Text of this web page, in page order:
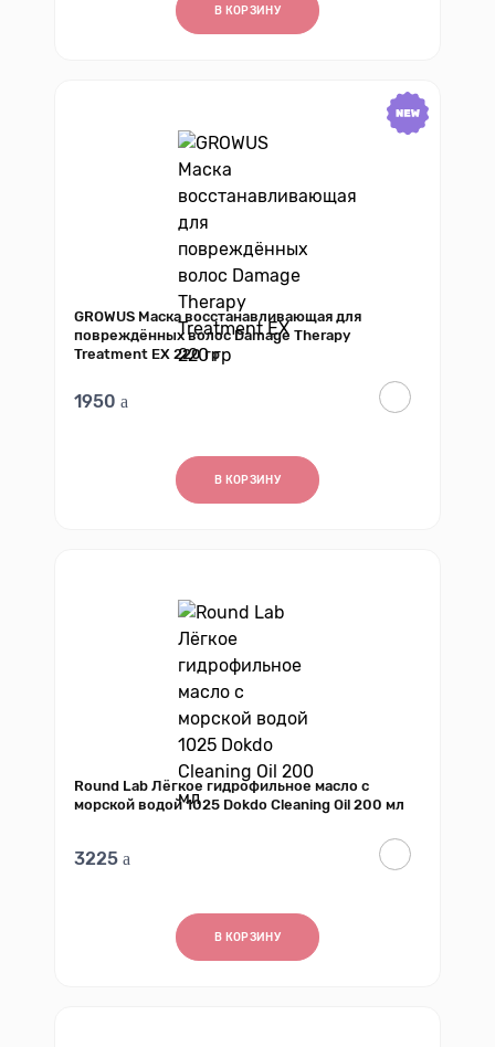
В КОРЗИНУ
GROWUS Маска восстанавливающая для
повреждённых волос Damage Therapy
Treatment EX 220 гр
1950
В КОРЗИНУ
Round Lab Лёгкое гидрофильное масло с
морской водой 1025 Dokdo Cleaning Oil 200 мл
3225
В КОРЗИНУ